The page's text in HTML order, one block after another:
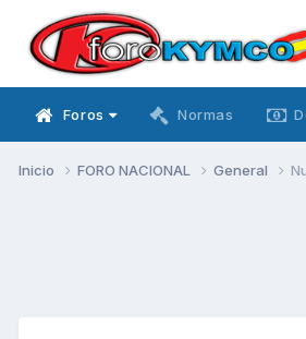
Foros Normas
Inicio FORO NACIONAL General